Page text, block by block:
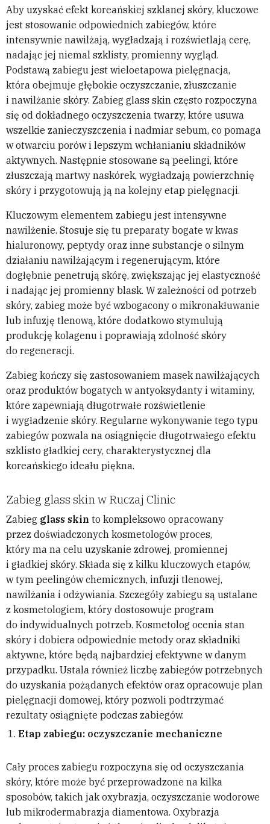
Aby uzyskać efekt koreańskiej szklanej skóry, kluczowe
jest stosowanie odpowiednich zabiegów, które
intensywnie nawilżają, wygładzają i rozświetlają cerę,
nadając jej niemal szklisty, promienny wygląd.
Podstawą zabiegu jest wieloetapowa pielęgnacja,
która obejmuje głębokie oczyszczanie, złuszczanie
i nawilżanie skóry. Zabieg glass skin często rozpoczyna
się od dokładnego oczyszczenia twarzy, które usuwa
wszelkie zanieczyszczenia i nadmiar sebum, co pomaga
w otwarciu porów i lepszym wchłanianiu składników
aktywnych. Następnie stosowane są peelingi, które
złuszczają martwy naskórek, wygładzają powierzchnię
skóry i przygotowują ją na kolejny etap pielęgnacji.
Kluczowym elementem zabiegu jest intensywne
nawilżenie. Stosuje się tu preparaty bogate w kwas
hialuronowy, peptydy oraz inne substancje o silnym
działaniu nawilżającym i regenerującym, które
dogłębnie penetrują skórę, zwiększając jej elastyczność
i nadając jej promienny blask. W zależności od potrzeb
skóry, zabieg może być wzbogacony o mikronakłuwanie
lub infuzję tlenową, które dodatkowo stymulują
produkcję kolagenu i poprawiają zdolność skóry
do regeneracji.
Zabieg kończy się zastosowaniem masek nawilżających
oraz produktów bogatych w antyoksydanty i witaminy,
które zapewniają długotrwałe rozświetlenie
i wygładzenie skóry. Regularne wykonywanie tego typu
zabiegów pozwala na osiągnięcie długotrwałego efektu
szklisto gładkiej cery, charakterystycznej dla
koreańskiego ideału piękna.
Zabieg glass skin w Ruczaj Clinic
Zabieg glass skin to kompleksowo opracowany
przez doświadczonych kosmetologów proces,
który ma na celu uzyskanie zdrowej, promiennej
i gładkiej skóry. Składa się z kilku kluczowych etapów,
w tym peelingów chemicznych, infuzji tlenowej,
nawilżania i odżywiania. Szczegóły zabiegu są ustalane
z kosmetologiem, który dostosowuje program
do indywidualnych potrzeb. Kosmetolog ocenia stan
skóry i dobiera odpowiednie metody oraz składniki
aktywne, które będą najbardziej efektywne w danym
przypadku. Ustala również liczbę zabiegów potrzebnych
do uzyskania pożądanych efektów oraz opracowuje plan
pielęgnacji domowej, który pozwoli podtrzymać
rezultaty osiągnięte podczas zabiegów.
Etap zabiegu: oczyszczanie mechaniczne
Cały proces zabiegu rozpoczyna się od oczyszczania
skóry, które może być przeprowadzone na kilka
sposobów, takich jak oxybrazja, oczyszczanie wodorowe
lub mikrodermabrazja diamentowa. Oxybrazja